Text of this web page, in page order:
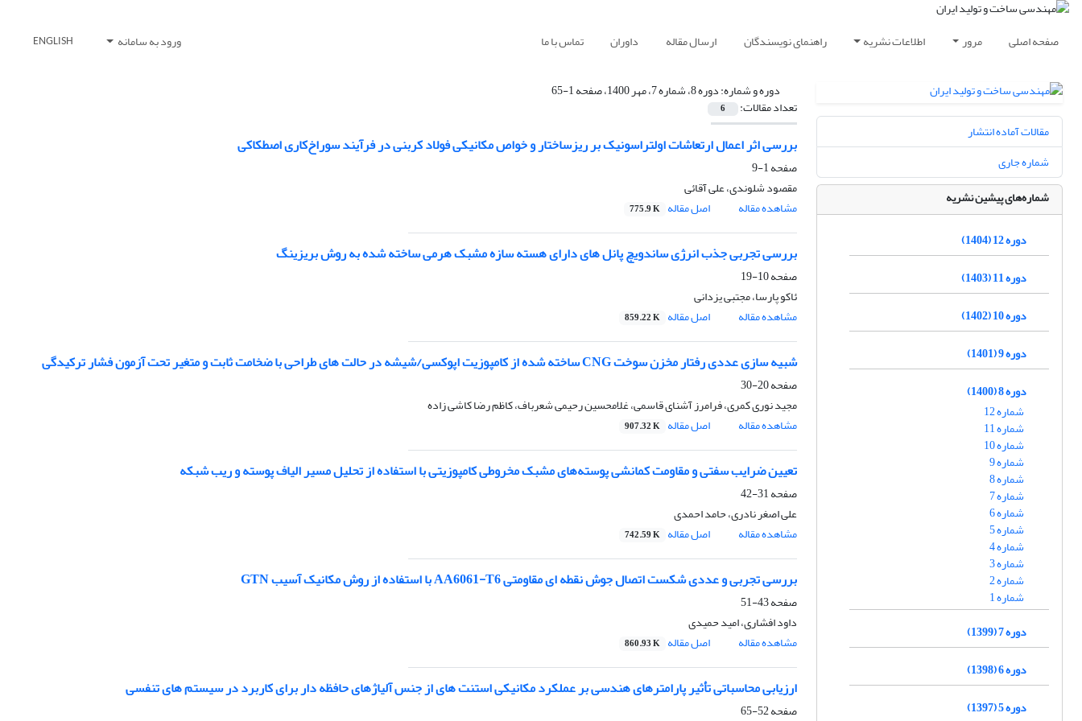
صفحه اصلی مرور اطلاعات نشریه راهنمای نویسندگان ارسال مقاله داوران تماس با ما ورود به سامانه ENGLISH
دوره و شماره:دوره 8، شماره 7، مهر 1400، صفحه 1-65
تعداد مقالات: 6
بررسی اثر اعمال ارتعاشات اولتراسونیک بر ریزساختار و خواص مکانیکی فولاد کربنی در فرآیند سوراخ‌کاری اصطکاکی
صفحه1-9
مقصود شلوندی، علی آقائی
مشاهده مقاله
اصل مقاله 775.9 K
بررسی تجربی جذب انرژی ساندویچ پانل های دارای هسته سازه مشبک هرمی ساخته شده به روش بریزینگ
صفحه10-19
ئاکو پارسا، مجتبی یزدانی
مشاهده مقاله
اصل مقاله 859.22 K
شبیه سازی عددی رفتار مخزن سوخت CNG ساخته شده از کامپوزیت اپوکسی/شیشه در حالت های طراحی با ضخامت ثابت و متغیر تحت آزمون فشار ترکیدگی
صفحه20-30
مجید نوری کمری، فرامرز آشنای قاسمی، غلامحسین رحیمی شعرباف، کاظم رضا کاشی زاده
مشاهده مقاله
اصل مقاله 907.32 K
تعیین ضرایب سفتی و مقاومت کمانشی پوسته‌های مشبک مخروطی کامپوزیتی با استفاده از تحلیل مسیر الیاف پوسته و ریب شبکه
صفحه31-42
علی اصغر نادری، حامد احمدی
مشاهده مقاله
اصل مقاله 742.59 K
بررسی تجربی و عددی شکست اتصال جوش نقطه ای مقاومتی AA6061-T6 با استفاده از روش مکانیک آسیب GTN
صفحه43-51
داود افشاری، امید حمیدی
مشاهده مقاله
اصل مقاله 860.93 K
ارزیابی محاسباتی تأثیر پارامترهای هندسی بر عملکرد مکانیکی استنت های از جنس آلیاژهای حافظه دار برای کاربرد در سیستم های تنفسی
صفحه52-65
مقالات آماده انتشار
شماره جاری
شماره‌های پیشین نشریه
دوره 12 (1404)
دوره 11 (1403)
دوره 10 (1402)
دوره 9 (1401)
دوره 8 (1400)
شماره 12
شماره 11
شماره 10
شماره 9
شماره 8
شماره 7
شماره 6
شماره 5
شماره 4
شماره 3
شماره 2
شماره 1
دوره 7 (1399)
دوره 6 (1398)
دوره 5 (1397)